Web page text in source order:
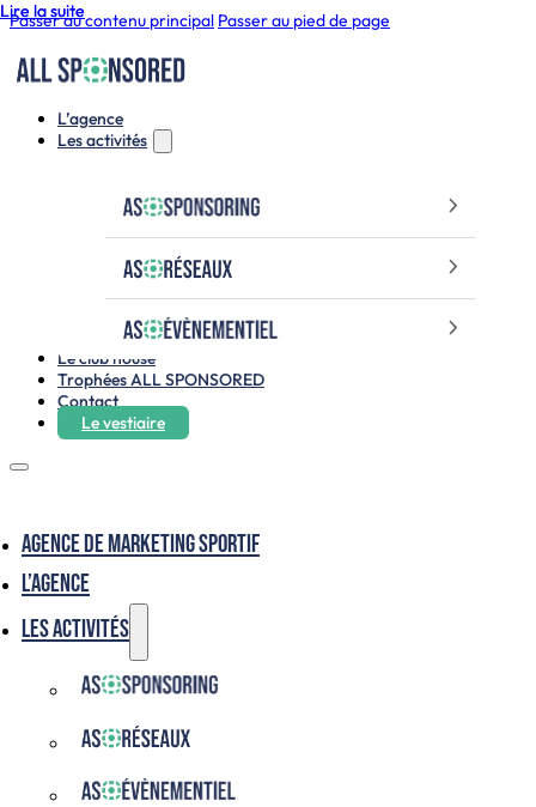
Passer au contenu principal Passer au pied de page
L’agence
Les activités
Le club house
Trophées ALL SPONSORED
Contact
Le vestiaire
Agence de marketing sportif
L’agence
Les activités
Lire la suite
Lire la suite